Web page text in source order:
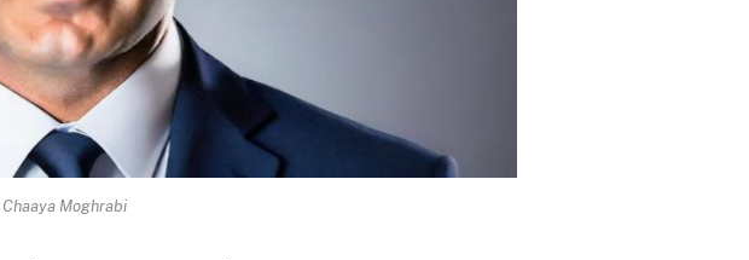
Chaaya Moghrabi